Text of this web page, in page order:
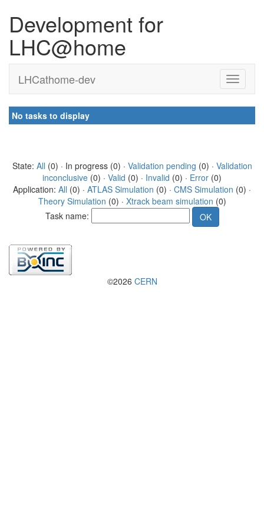
Development for
LHC@home
LHCathome-dev
No tasks to display
State: All (0) · In progress (0) · Validation pending (0) · Validation
inconclusive (0) · Valid (0) · Invalid (0) · Error (0)
Application: All (0) · ATLAS Simulation (0) · CMS Simulation (0) ·
Theory Simulation (0) · Xtrack beam simulation (0)
Task name:
©2026 CERN